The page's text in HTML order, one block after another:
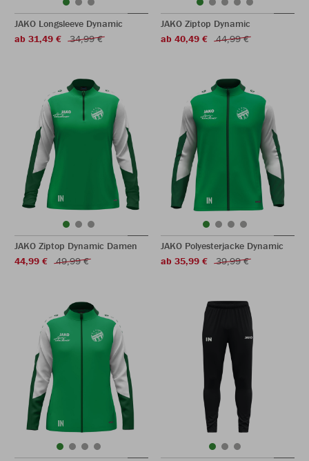
JAKO Longsleeve Dynamic
ab 31,49 €
34,99 €
JAKO Ziptop Dynamic
ab 40,49 €
44,99 €
JAKO Ziptop Dynamic Damen
44,99 €
49,99 €
JAKO Polyesterjacke Dynamic
ab 35,99 €
39,99 €